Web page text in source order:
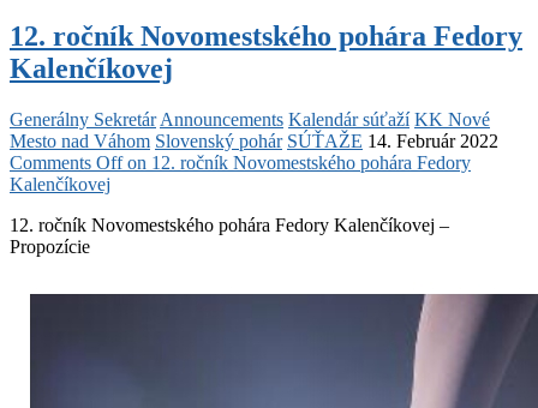
12. ročník Novomestského pohára Fedory
Kalenčíkovej
Generálny Sekretár Announcements Kalendár súťaží KK Nové
Mesto nad Váhom Slovenský pohár SÚŤAŽE 14. Február 2022
Comments Offon 12. ročník Novomestského pohára Fedory
Kalenčíkovej
12. ročník Novomestského pohára Fedory Kalenčíkovej –
Propozície